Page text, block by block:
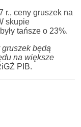
r., ceny gruszek na
skupie
tańsze o 23%.
będą
na większe
PIB.